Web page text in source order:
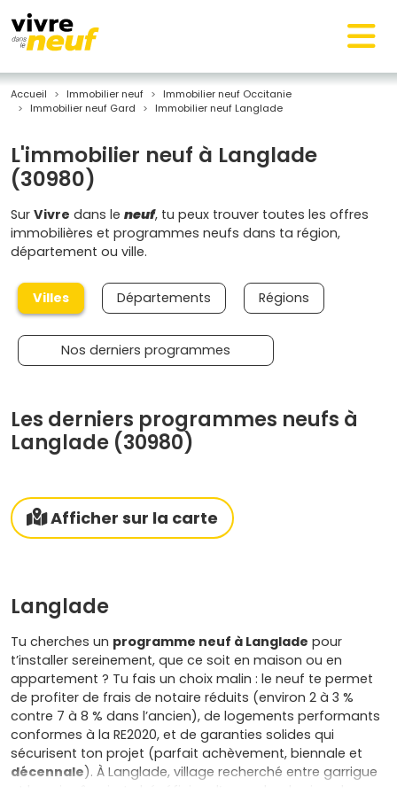
Accueil Immobilier neuf
Immobilier neuf Occitanie
Immobilier neuf Gard
Immobilier neuf Langlade
L'immobilier neuf à Langlade
(30980)
Sur Vivre dans le neuf, tu peux trouver toutes les offres
immobilières et programmes neufs dans ta région,
département ou ville.
Villes Départements Régions
Nos derniers programmes
Les derniers programmes neufs à
Langlade (30980)
Afficher sur la carte
Langlade
Tu cherches un programme neuf à Langlade pour
t’installer sereinement, que ce soit en maison ou en
appartement ? Tu fais un choix malin : le neuf te permet
de profiter de frais de notaire réduits (environ 2 à 3 %
contre 7 à 8 % dans l’ancien), de logements performants
conformes à la RE2020, et de garanties solides qui
sécurisent ton projet (parfait achèvement, biennale et
décennale). À Langlade, village recherché entre garrigue
et bassin nîmois, tu bénéficies d’un cadre de vie calme